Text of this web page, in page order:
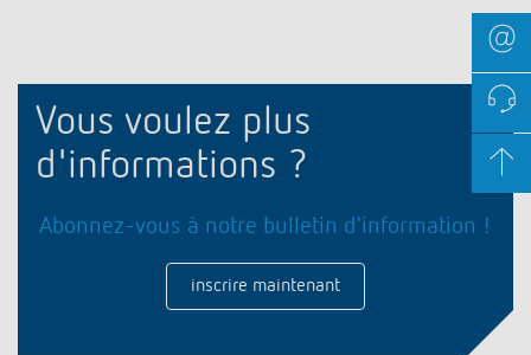
Vous voulez plus
d'informations ?
Abonnez-vous à notre bulletin d'information !
inscrire maintenant